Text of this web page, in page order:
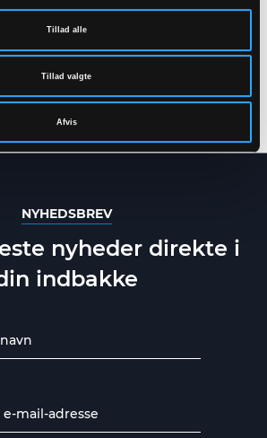
Tillad alle
Tillad valgte
Afvis
I PU
FR-LR52
BRANDHÆMMENDE
PU KVALITET
XS - 5XL
NYHEDSBREV
nyheder direkte i
indbakke